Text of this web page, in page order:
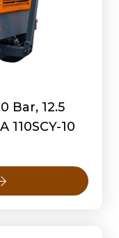
Bar, 12.5
110SCY-10